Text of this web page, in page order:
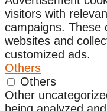
visitors with
campaigns. These
websites and
customized ads.
Others
Others
Other